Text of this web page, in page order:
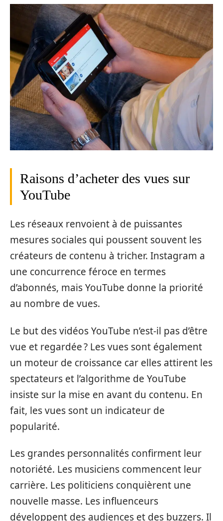
Raisons d’acheter des vues sur
YouTube
Les réseaux renvoient à de puissantes
mesures sociales qui poussent souvent les
créateurs de contenu à tricher. Instagram a
une concurrence féroce en termes
d’abonnés, mais YouTube donne la priorité
au nombre de vues.
Le but des vidéos YouTube n’est-il pas d’être
vue et regardée ? Les vues sont également
un moteur de croissance car elles attirent les
spectateurs et l’algorithme de YouTube
insiste sur la mise en avant du contenu. En
fait, les vues sont un indicateur de
popularité.
Les grandes personnalités confirment leur
notoriété. Les musiciens commencent leur
carrière. Les politiciens conquièrent une
nouvelle masse. Les influenceurs
développent des audiences et des buzzers. Il